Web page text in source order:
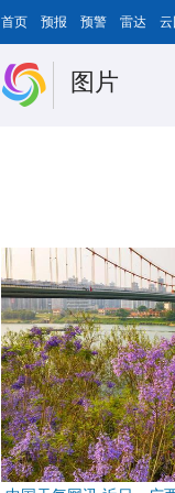
首页 预报 预警 雷达 云
图片